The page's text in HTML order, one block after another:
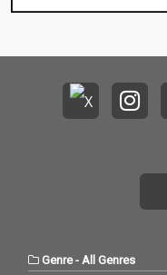
usic calming music yog
w age soothing music
fall asleep fast peace
BGM 眠る リラクゼー
神経 整う ととのう セ
Genre- All Genres